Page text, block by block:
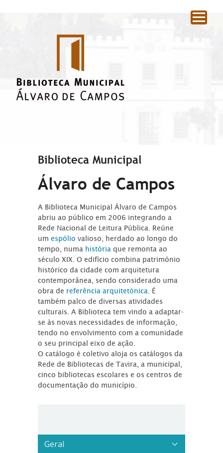
Biblioteca Municipal
Álvaro de Campos
A Biblioteca Municipal Álvaro de Campos
abriu ao público em 2006 integrando a
Rede Nacional de Leitura Pública. Reúne
umespóliovalioso, herdado ao longo do
tempo, numa história que remonta ao
século XIX. O edifício combina património
histórico da cidade com arquitetura
contemporânea, sendo considerado uma
obra de referência arquitetónica . É
também palco de diversas atividades
culturais. A Biblioteca tem vindo a adaptar-
se às novas necessidades de informação,
tendo no envolvimento com a comunidade
o seu principal eixo de ação.
O catálogo é coletivo aloja os catálogos da
Rede de Bibliotecas de Tavira, a municipal,
cinco bibliotecas escolares e os centros de
documentação do município.